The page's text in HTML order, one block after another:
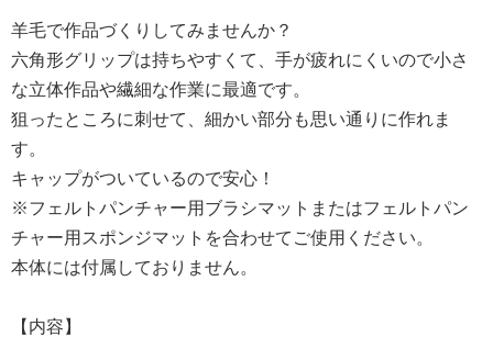
羊毛で作品づくりしてみませんか？
六角形グリップは持ちやすくて、手が疲れにくいので小さ
な立体作品や繊細な作業に最適です。
狙ったところに刺せて、細かい部分も思い通りに作れま
す。
キャップがついているので安心！
※フェルトパンチャー用ブラシマットまたはフェルトパン
チャー用スポンジマットを合わせてご使用ください。
本体には付属しておりません。
【内容】